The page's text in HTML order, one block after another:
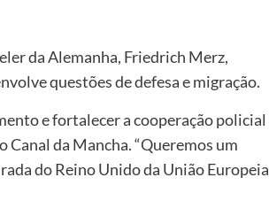
da Alemanha, Friedrich Merz,
questões de defesa e migração.
e fortalecer a cooperação policial
Canal da Mancha. “Queremos um
do Reino Unido da União Europeia